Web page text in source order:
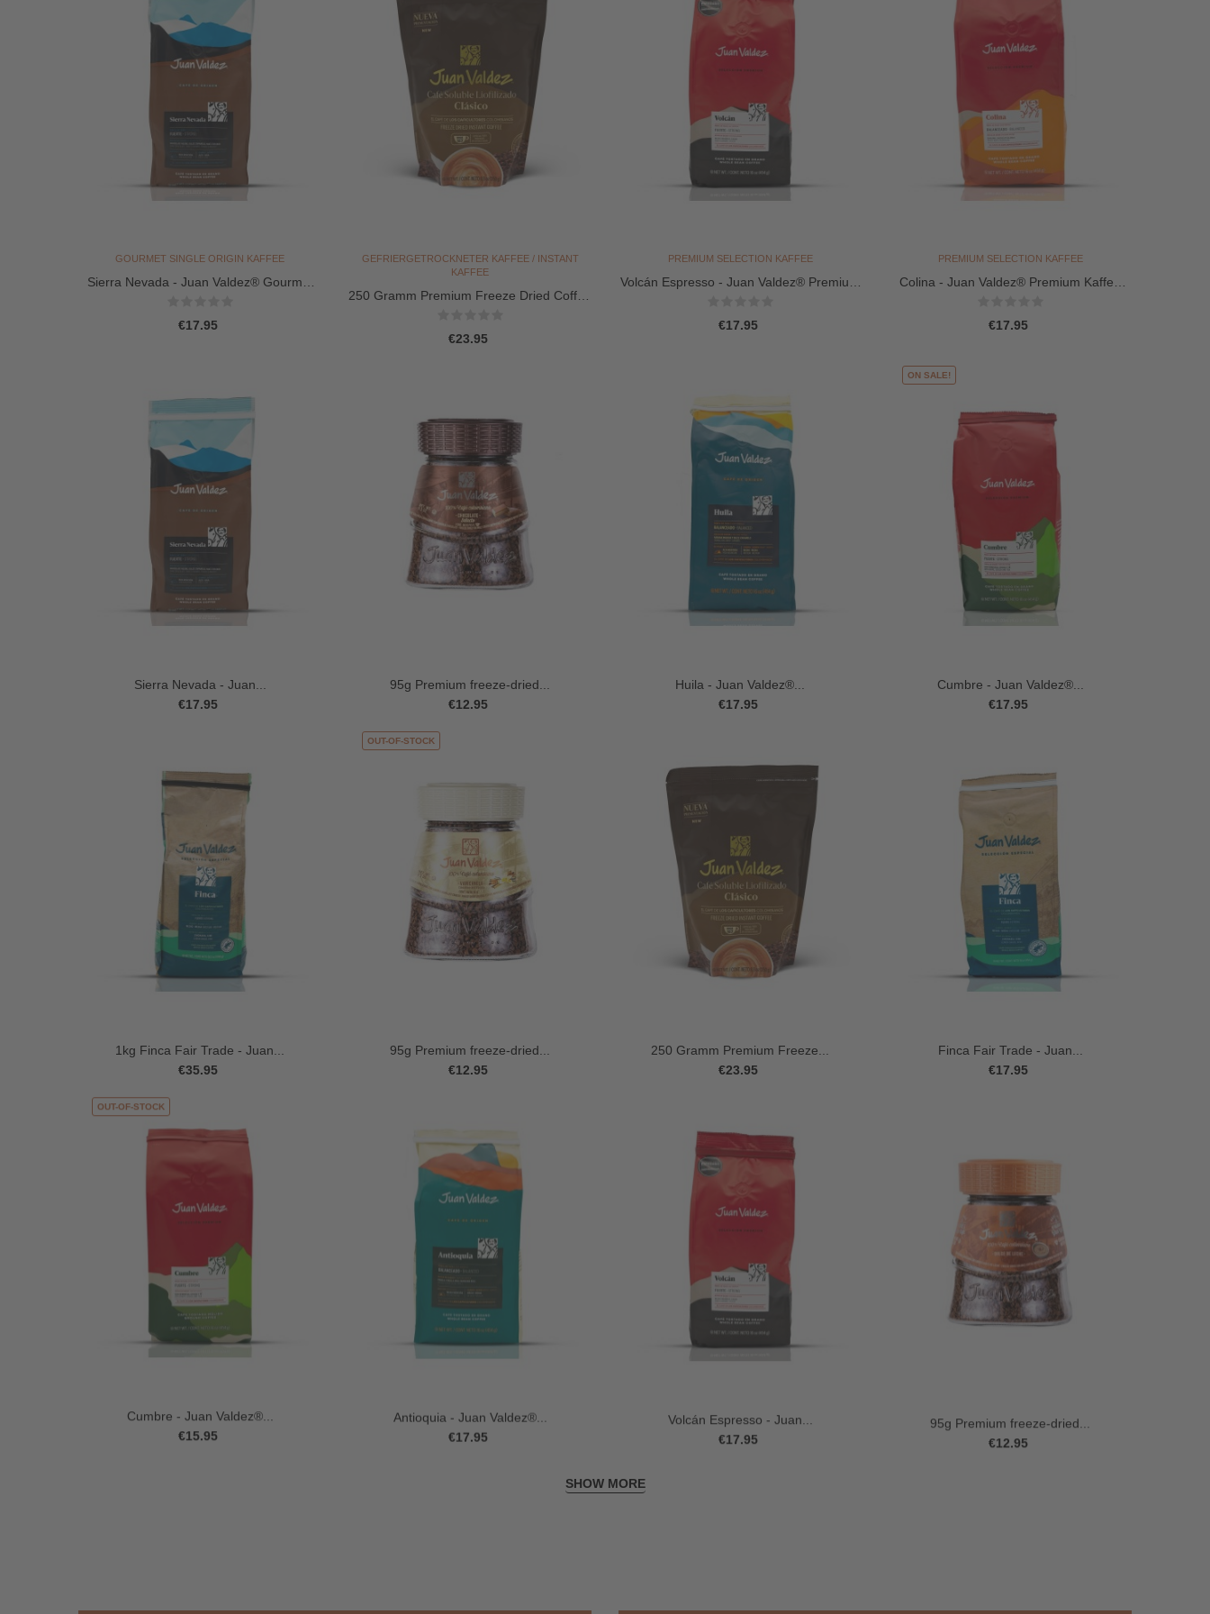
GOURMET SINGLE ORIGIN KAFFEE
Sierra Nevada - Juan Valdez® Gourmet
Price
€17.95
GEFRIERGETROCKNETER KAFFEE / INSTANT
KAFFEE
250 Gramm Premium Freeze Dried Coffee
Price
€23.95
PREMIUM SELECTION KAFFEE
Volcán Espresso - Juan Valdez® Premium
Price
€17.95
PREMIUM SELECTION KAFFEE
Colina - Juan Valdez® Premium Kaffee
Price
€17.95
Sierra Nevada - Juan...
€17.95
95g Premium freeze-dried...
€12.95
Huila - Juan Valdez®...
€17.95
ON SALE!
Cumbre - Juan Valdez®...
€17.95
1kg Finca Fair Trade - Juan...
€35.95
OUT-OF-STOCK
95g Premium freeze-dried...
€12.95
250 Gramm Premium Freeze...
€23.95
Finca Fair Trade - Juan...
€17.95
OUT-OF-STOCK
Cumbre - Juan Valdez®...
€15.95
Antioquia - Juan Valdez®...
€17.95
Volcán Espresso - Juan...
€17.95
95g Premium freeze-dried...
€12.95
SHOW MORE